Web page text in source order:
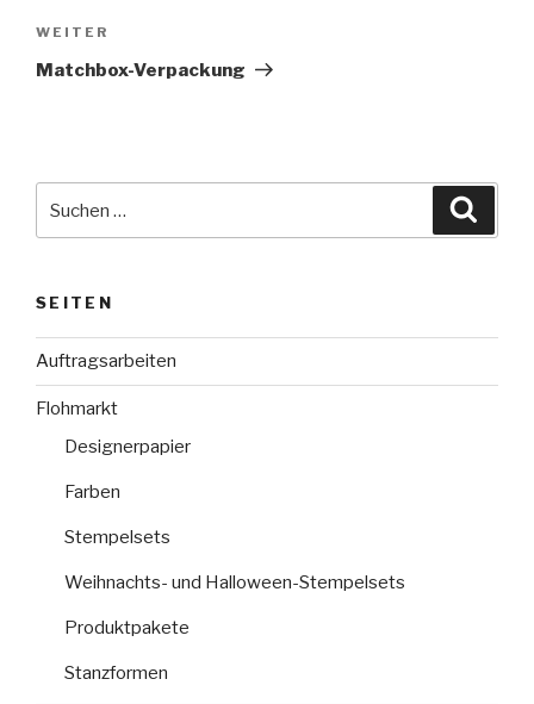
Nächster
Beitrag
WEITER
Matchbox-Verpackung
SEITEN
Auftragsarbeiten
Flohmarkt
Designerpapier
Farben
Stempelsets
Weihnachts- und Halloween-Stempelsets
Produktpakete
Stanzformen